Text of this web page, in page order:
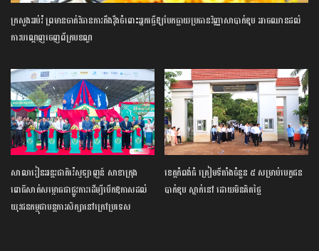
ក្រសួង​អប់រំ ​ព្រមាន​ចាត់​វិធានការ​តឹងរ៉ឹង​ចំពោះ​អ្នក​ធ្វើឱ្យ​បែកធ្លាយ​ប្រធាន​វិញ្ញាសា​បាក់ឌុប ​អាច​ឈានដល់​
ការ​បណ្តេញ​ចេញ​ពី​ក្របខណ្ឌ​
សាលារៀន​អន្តរជាតិ​វ៉េស្ទឡាញន៍​ ​សាខា​ក្រុង​
ពោធិ៍សាត់​សម្ពោធ​ជា​ផ្លូវការ​​ដើម្បី​បើក​ឱកាស​ដល់​
យុវជន​កម្ពុជា​បន្ត​ការ​សិក្សា​នៅ​ក្រៅ​ប្រទេស​
ខេត្ត​កំពង់ធំ​ ត្រៀម​ទីតាំង​ចំនួន​ ​៥​ ​សម្រាប់​បេក្ខជន​
បាក់ឌុប ស្នាក់នៅ ​ដោយ​មិន​គិត​ថ្លៃ​